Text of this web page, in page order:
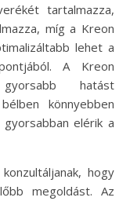
tartalmazza,
míg a Kreon
lehet a
A Kreon
hatást
könnyebben
elérik a
hogy
megoldást. Az